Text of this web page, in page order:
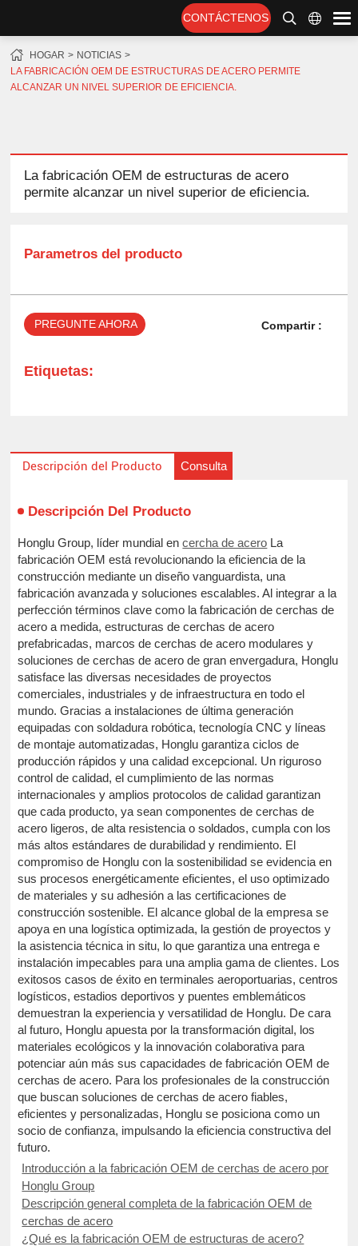
CONTÁCTENOS
HOGAR
NOTICIAS
LA FABRICACIÓN OEM DE ESTRUCTURAS DE ACERO PERMITE
ALCANZAR UN NIVEL SUPERIOR DE EFICIENCIA.
La fabricación OEM de estructuras de acero
permite alcanzar un nivel superior de eficiencia.
Parametros del producto
PREGUNTE AHORA Compartir :
Etiquetas:
Descripción del Producto Consulta
Descripción Del Producto
Honglu Group, líder mundial encercha de acero La
fabricación OEM está revolucionando la eficiencia de la
construcción mediante un diseño vanguardista, una
fabricación avanzada y soluciones escalables. Al integrar a la
perfección términos clave como la fabricación de cerchas de
acero a medida, estructuras de cerchas de acero
prefabricadas, marcos de cerchas de acero modulares y
soluciones de cerchas de acero de gran envergadura, Honglu
satisface las diversas necesidades de proyectos
comerciales, industriales y de infraestructura en todo el
mundo. Gracias a instalaciones de última generación
equipadas con soldadura robótica, tecnología CNC y líneas
de montaje automatizadas, Honglu garantiza ciclos de
producción rápidos y una calidad excepcional. Un riguroso
control de calidad, el cumplimiento de las normas
internacionales y amplios protocolos de calidad garantizan
que cada producto, ya sean componentes de cerchas de
acero ligeros, de alta resistencia o soldados, cumpla con los
más altos estándares de durabilidad y rendimiento. El
compromiso de Honglu con la sostenibilidad se evidencia en
sus procesos energéticamente eficientes, el uso optimizado
de materiales y su adhesión a las certificaciones de
construcción sostenible. El alcance global de la empresa se
apoya en una logística optimizada, la gestión de proyectos y
la asistencia técnica in situ, lo que garantiza una entrega e
instalación impecables para una amplia gama de clientes. Los
exitosos casos de éxito en terminales aeroportuarias, centros
logísticos, estadios deportivos y puentes emblemáticos
demuestran la experiencia y versatilidad de Honglu. De cara
al futuro, Honglu apuesta por la transformación digital, los
materiales ecológicos y la innovación colaborativa para
potenciar aún más sus capacidades de fabricación OEM de
cerchas de acero. Para los profesionales de la construcción
que buscan soluciones de cerchas de acero fiables,
eficientes y personalizadas, Honglu se posiciona como un
socio de confianza, impulsando la eficiencia constructiva del
futuro.
Introducción a la fabricación OEM de cerchas de acero por
Honglu Group
Descripción general completa de la fabricación OEM de
cerchas de acero
¿Qué es la fabricación OEM de estructuras de acero?